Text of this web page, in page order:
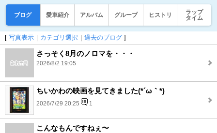
ブログ 愛車紹介 アルバム グループ ヒストリ
ラップ
タイム
[ 写真表示 ｜ カテゴリ選択 ｜ 過去のブログ ]
さっそく8月のノロマを・・・
2026/8/2 19:05
ちいかわの映画を見てきました(*´ω｀*)
2026/7/29 20:25 1
こんなもんですねぇ〜